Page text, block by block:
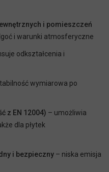
i pomieszczeń
i warunki atmosferyczne
odkształcenia i
wymiarowa po
z EN 12004) – umożliwia
dla płytek
i bezpieczny – niska emisja